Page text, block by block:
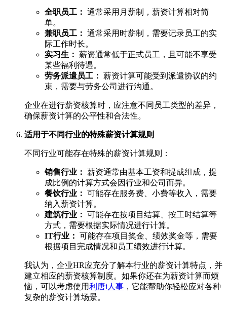
全职员工： 通常采用月薪制，薪资计算相对简
单。
兼职员工： 通常采用时薪制，需要记录员工的实
际工作时长。
实习生： 薪资通常低于正式员工，且可能不享受
某些福利待遇。
劳务派遣员工： 薪资计算可能受到派遣协议的约
束，需要与劳务公司进行沟通。
企业在进行薪资核算时，应注意不同员工类型的差异，
确保薪资计算的公平性和合法性。
适用于不同行业的特殊薪资计算规则
不同行业可能存在特殊的薪资计算规则：
销售行业： 薪资通常由基本工资和提成组成，提
成比例的计算方式会因行业和公司而异。
餐饮行业： 可能存在服务费、小费等收入，需要
纳入薪资计算。
建筑行业： 可能存在按项目结算、按工时结算等
方式，需要根据实际情况进行计算。
IT行业： 可能存在项目奖金、绩效奖金等，需要
根据项目完成情况和员工绩效进行计算。
我认为，企业HR应充分了解本行业的薪资计算特点，并
建立相应的薪资核算制度。如果你还在为薪资计算而烦
恼，可以考虑使用利唐i人事 ，它能帮助你轻松应对各种
复杂的薪资计算场景。